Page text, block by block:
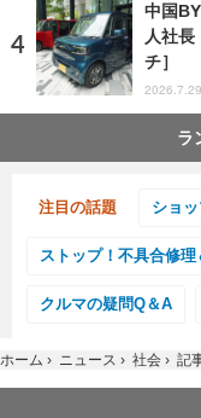
中国
人社長
チ］
ラ
注目の話題 ショ
ストップ！不具合修理
クルマの疑問Q＆A
ホーム › ニュース › 社会 › 記